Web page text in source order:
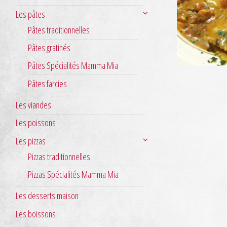
Les pâtes
Pâtes traditionnelles
Pâtes gratinés
Pâtes Spécialités Mamma Mia
Pâtes farcies
Les viandes
Les poissons
Les pizzas
Pizzas traditionnelles
Pizzas Spécialités Mamma Mia
Les desserts maison
Les boissons